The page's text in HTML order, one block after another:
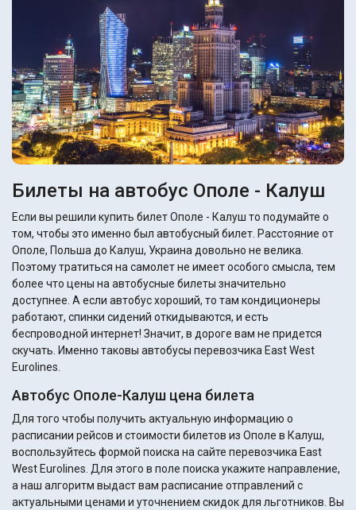
Билеты на автобус Ополе - Калуш
Если вы решили купить билет Ополе - Калуш то подумайте о
том, чтобы это именно был автобусный билет. Расстояние от
Ополе, Польша до Калуш, Украина довольно не велика.
Поэтому тратиться на самолет не имеет особого смысла, тем
более что цены на автобусные билеты значительно
доступнее. А если автобус хороший, то там кондиционеры
работают, спинки сидений откидываются, и есть
беспроводной интернет! Значит, в дороге вам не придется
скучать. Именно таковы автобусы перевозчика East West
Eurolines.
Автобус Ополе-Калуш цена билета
Для того чтобы получить актуальную информацию о
расписании рейсов и стоимости билетов из Ополе в Калуш,
воспользуйтесь формой поиска на сайте перевозчика East
West Eurolines. Для этого в поле поиска укажите направление,
а наш алгоритм выдаст вам расписание отправлений с
актуальными ценами и уточнением скидок для льготников. Вы